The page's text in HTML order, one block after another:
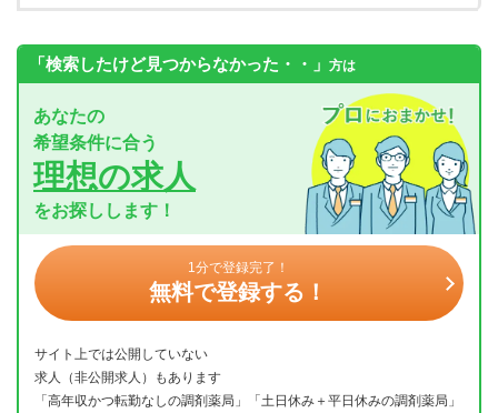
「検索したけど見つからなかった・・」 方は
あなたの
希望条件に合う
理想の求人
をお探しします！
1分で登録完了！
無料で登録する！
サイト上では公開していない
求人（非公開求人）もあります
「高年収かつ転勤なしの調剤薬局」「土日休み＋平日休みの調剤薬局」